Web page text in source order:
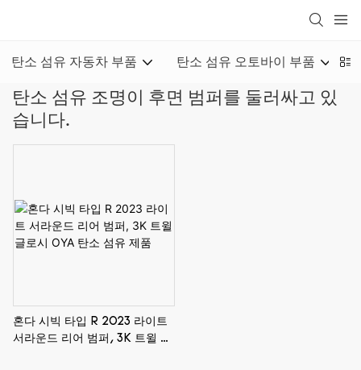
탄소 섬유 자동차 부품 탄소 섬유 오토바이 부품
탄소 섬유 조명이 후면 범퍼를 둘러싸고 있
습니다.
혼다 시빅 타입 R 2023 라이트
서라운드 리어 범퍼, 3K 트윌 글